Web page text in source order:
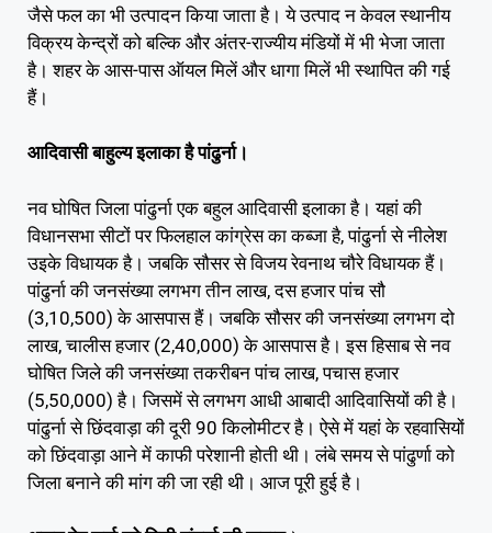
जैसे फल का भी उत्पादन किया जाता है। ये उत्पाद न केवल स्थानीय
विक्रय केन्द्रों को बल्कि और अंतर-राज्यीय मंडियों में भी भेजा जाता
है। शहर के आस-पास ऑयल मिलें और धागा मिलें भी स्थापित की गई
हैं।
आदिवासी बाहुल्य इलाका है पांढुर्ना।
नव घोषित जिला पांढुर्ना एक बहुल आदिवासी इलाका है। यहां की
विधानसभा सीटों पर फिलहाल कांग्रेस का कब्जा है, पांढुर्ना से नीलेश
उइके विधायक है। जबकि सौसर से विजय रेवनाथ चौरे विधायक हैं।
पांढुर्ना की जनसंख्या लगभग तीन लाख, दस हजार पांच सौ
(3,10,500) के आसपास हैं। जबकि सौसर की जनसंख्या लगभग दो
लाख, चालीस हजार (2,40,000) के आसपास है। इस हिसाब से नव
घोषित जिले की जनसंख्या तकरीबन पांच लाख, पचास हजार
(5,50,000) है। जिसमें से लगभग आधी आबादी आदिवासियों की है।
पांढुर्ना से छिंदवाड़ा की दूरी 90 किलोमीटर है। ऐसे में यहां के रहवासियों
को छिंदवाड़ा आने में काफी परेशानी होती थी। लंबे समय से पांढुर्णा को
जिला बनाने की मांग की जा रही थी। आज पूरी हुई है।